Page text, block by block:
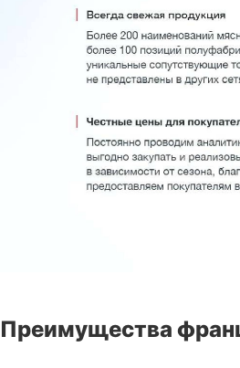
Преимущества